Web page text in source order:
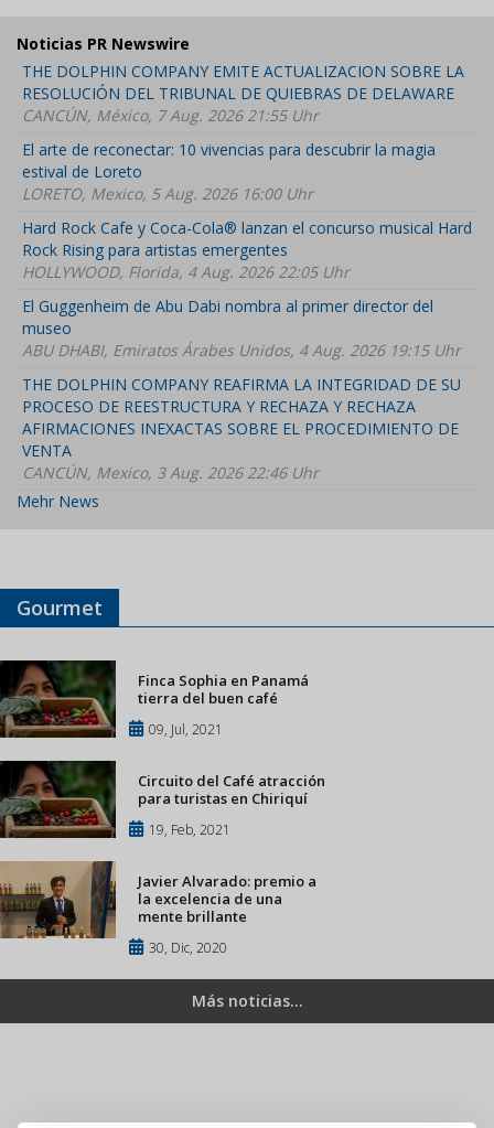
Noticias PR Newswire
THE DOLPHIN COMPANY EMITE ACTUALIZACION SOBRE LA
RESOLUCIÓN DEL TRIBUNAL DE QUIEBRAS DE DELAWARE
CANCÚN, México, 7 Aug. 2026 21:55 Uhr
El arte de reconectar: 10 vivencias para descubrir la magia
estival de Loreto
LORETO, Mexico, 5 Aug. 2026 16:00 Uhr
Hard Rock Cafe y Coca-Cola® lanzan el concurso musical Hard
Rock Rising para artistas emergentes
HOLLYWOOD, Florida, 4 Aug. 2026 22:05 Uhr
El Guggenheim de Abu Dabi nombra al primer director del
museo
ABU DHABI, Emiratos Árabes Unidos, 4 Aug. 2026 19:15 Uhr
THE DOLPHIN COMPANY REAFIRMA LA INTEGRIDAD DE SU
PROCESO DE REESTRUCTURA Y RECHAZA Y RECHAZA
AFIRMACIONES INEXACTAS SOBRE EL PROCEDIMIENTO DE
VENTA
CANCÚN, Mexico, 3 Aug. 2026 22:46 Uhr
Mehr News
Gourmet
Finca Sophia en Panamá
tierra del buen café
09, Jul, 2021
Circuito del Café atracción
para turistas en Chiriquí
19, Feb, 2021
Javier Alvarado: premio a
la excelencia de una
mente brillante
30, Dic, 2020
Más noticias...